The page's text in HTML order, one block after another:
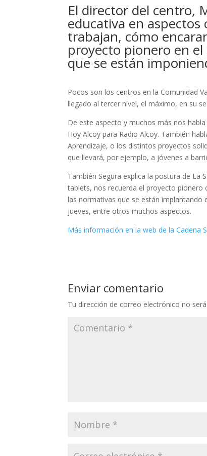
El director del centro,
educativa en
trabajan, cómo
proyecto pionero en
que se están
Pocos son los centros en la Comunidad
llegado al tercer nivel, el máximo, en su
De este aspecto y muchos más nos
Hoy Alcoy para Radio Alcoy. También
Aprendizaje, o los distintos proyectos
que llevará, por ejemplo, a jóvenes a
También Segura explica la postura de La
tablets, nos recuerda el proyecto
las normativas que se están implantando
jueves, entre otros muchos aspectos.
Más información en la web de la Cadena
Enviar comentario
Tu dirección de correo electrónico no